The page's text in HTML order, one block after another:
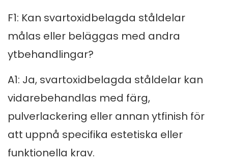
F1: Kan svartoxidbelagda ståldelar
målas eller beläggas med andra
ytbehandlingar?
A1: Ja, svartoxidbelagda ståldelar kan
vidarebehandlas med färg,
pulverlackering eller annan ytfinish för
att uppnå specifika estetiska eller
funktionella krav.